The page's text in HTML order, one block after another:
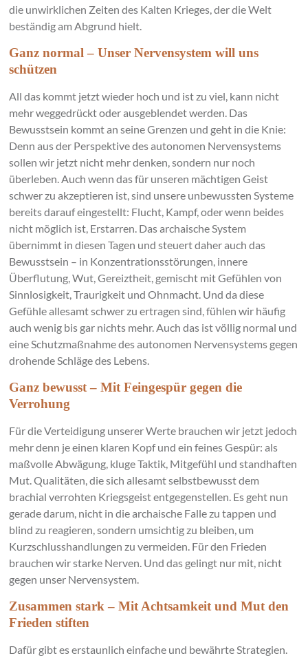
die unwirklichen Zeiten des Kalten Krieges, der die Welt
beständig am Abgrund hielt.
Ganz normal – Unser Nervensystem will uns
schützen
All das kommt jetzt wieder hoch und ist zu viel, kann nicht
mehr weggedrückt oder ausgeblendet werden. Das
Bewusstsein kommt an seine Grenzen und geht in die Knie:
Denn aus der Perspektive des autonomen Nervensystems
sollen wir jetzt nicht mehr denken, sondern nur noch
überleben. Auch wenn das für unseren mächtigen Geist
schwer zu akzeptieren ist, sind unsere unbewussten Systeme
bereits darauf eingestellt: Flucht, Kampf, oder wenn beides
nicht möglich ist, Erstarren. Das archaische System
übernimmt in diesen Tagen und steuert daher auch das
Bewusstsein – in Konzentrationsstörungen, innere
Überflutung, Wut, Gereiztheit, gemischt mit Gefühlen von
Sinnlosigkeit, Traurigkeit und Ohnmacht. Und da diese
Gefühle allesamt schwer zu ertragen sind, fühlen wir häufig
auch wenig bis gar nichts mehr. Auch das ist völlig normal und
eine Schutzmaßnahme des autonomen Nervensystems gegen
drohende Schläge des Lebens.
Ganz bewusst – Mit Feingespür gegen die
Verrohung
Für die Verteidigung unserer Werte brauchen wir jetzt jedoch
mehr denn je einen klaren Kopf und ein feines Gespür: als
maßvolle Abwägung, kluge Taktik, Mitgefühl und standhaften
Mut. Qualitäten, die sich allesamt selbstbewusst dem
brachial verrohten Kriegsgeist entgegenstellen. Es geht nun
gerade darum, nicht in die archaische Falle zu tappen und
blind zu reagieren, sondern umsichtig zu bleiben, um
Kurzschlusshandlungen zu vermeiden. Für den Frieden
brauchen wir starke Nerven. Und das gelingt nur mit, nicht
gegen unser Nervensystem.
Zusammen stark – Mit Achtsamkeit und Mut den
Frieden stiften
Dafür gibt es erstaunlich einfache und bewährte Strategien.